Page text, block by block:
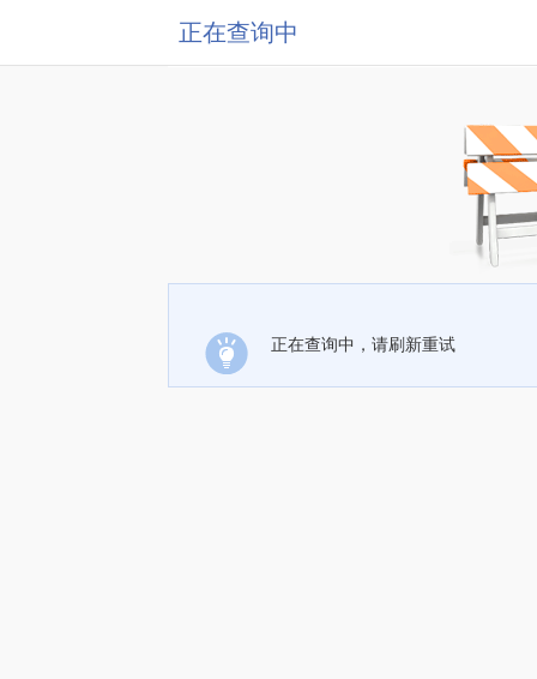
正在查询中
正在查询中，请刷新重试